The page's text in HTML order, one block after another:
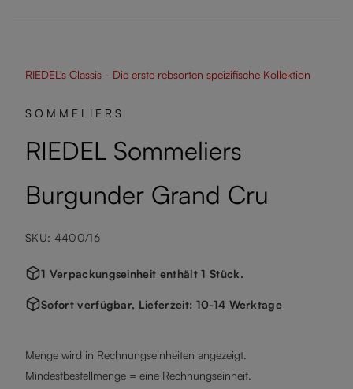
RIEDEL's Classis - Die erste rebsorten speizifische Kollektion
SOMMELIERS
RIEDEL Sommeliers
Burgunder Grand Cru
SKU: 4400/16
1 Verpackungseinheit enthält 1 Stück.
Sofort verfügbar, Lieferzeit: 10-14 Werktage
Menge wird in Rechnungseinheiten angezeigt.
Mindestbestellmenge = eine Rechnungseinheit.